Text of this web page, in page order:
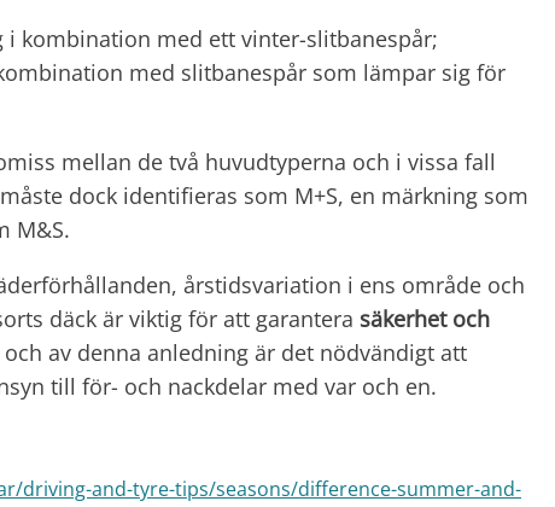
kombination med ett vinter-slitbanespår;
med slitbanespår som lämpar sig för
mellan de två huvudtyperna och i vissa fall
dock identifieras som M+S, en märkning som
M&S.
årstidsvariation i ens område och
däck är viktig för att garantera säkerhet och
och av denna anledning är det nödvändigt att
till för- och nackdelar med var och en.
driving-and-tyre-tips/seasons/difference-summer-and-